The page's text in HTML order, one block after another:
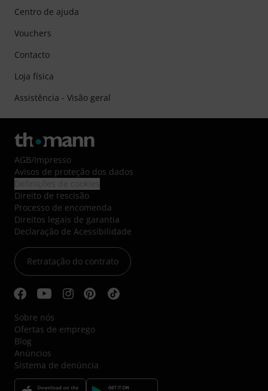
Centro de ajuda
Vouchers
Contacto
Loja física
Assistência - Visão geral
AGB/Impresso
Avisos de proteção dos dados
Direito de rescisão
Processo de encomenda
Direitos legais de garantia
Declaração de Acessibilidade
Retratação do contrato
Sobre nós
Ofertas de emprego
Blog
Anúncios
Sistema de denúncia